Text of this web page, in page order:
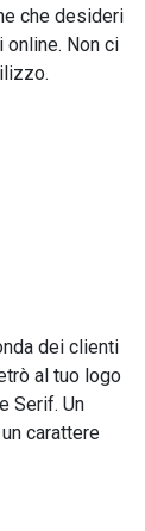
che desideri
Non ci
dei clienti
al tuo logo
Serif. Un
carattere